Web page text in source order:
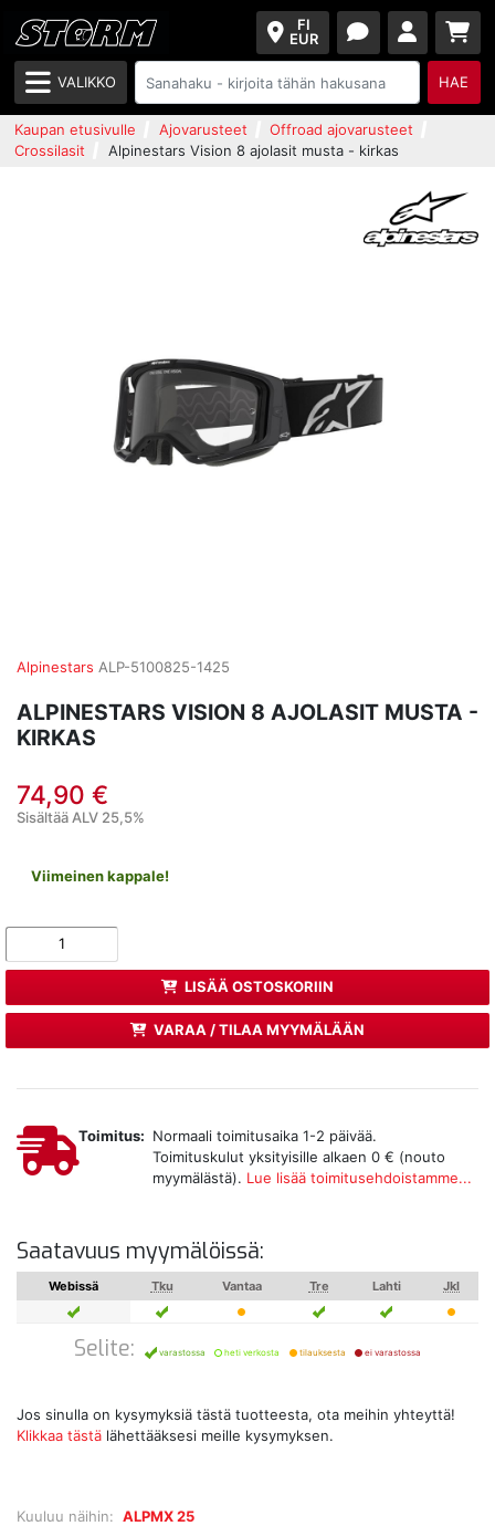
FI
EUR
VALIKKO HAE
Kaupan etusivulle Ajovarusteet
Offroad ajovarusteet
Crossilasit
Alpinestars Vision 8 ajolasit musta - kirkas
Alpinestars ALP-5100825-1425
ALPINESTARS VISION 8 AJOLASIT MUSTA -
KIRKAS
74,90 €
Sisältää ALV 25,5%
Viimeinen kappale!
LISÄÄ OSTOSKORIIN
VARAA / TILAA MYYMÄLÄÄN
Kuuluu näihin: ALPMX 25
Toimitus: Normaali toimitusaika 1-2 päivää.
Toimituskulut yksityisille alkaen 0 € (nouto
myymälästä). Lue lisää toimitusehdoistamme...
Saatavuus myymälöissä:
Webissä Tku Vantaa Tre Lahti Jkl
Selite: varastossa heti verkosta tilauksesta ei varastossa
Jos sinulla on kysymyksiä tästä tuotteesta, ota meihin yhteyttä!
Klikkaa tästä lähettääksesi meille kysymyksen.